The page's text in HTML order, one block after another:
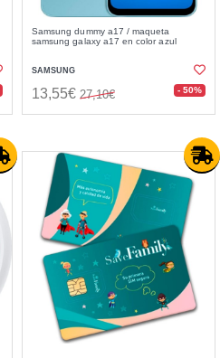
Samsung dummy a17 / maqueta
samsung galaxy a17 en color azul
SAMSUNG
13,55€ 27,10€ - 50%